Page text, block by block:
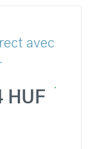
avec
HUF